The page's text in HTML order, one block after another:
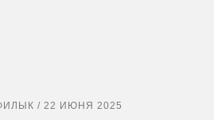
/ 22 ИЮНЯ 2025